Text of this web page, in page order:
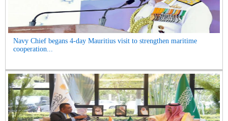
Navy Chief begans 4-day Mauritius visit to strengthen maritime
cooperation...